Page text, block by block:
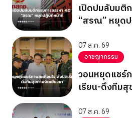
เปิดปมลับมติ
“สรณ” หยุด
07 ส.ค. 69
อาชญากรรม
วอนหยุดแชร์
เรียน-ดึงทีม
07 ส.ค. 69